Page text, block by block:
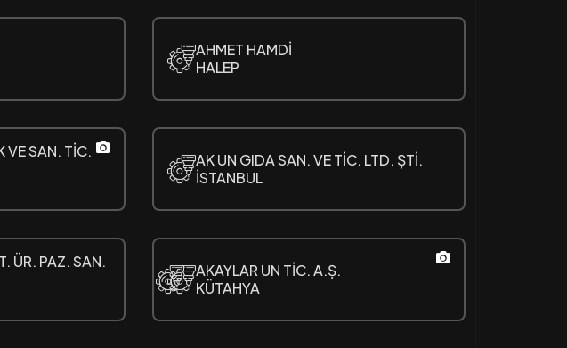
AHMET HAMDİ
HALEP
VE SAN. TİC.
AK UN GIDA SAN. VE TİC. LTD. ȘTİ.
İSTANBUL
ÜR. PAZ. SAN.
AKAYLAR UN TİC. A.Ș.
KÜTAHYA